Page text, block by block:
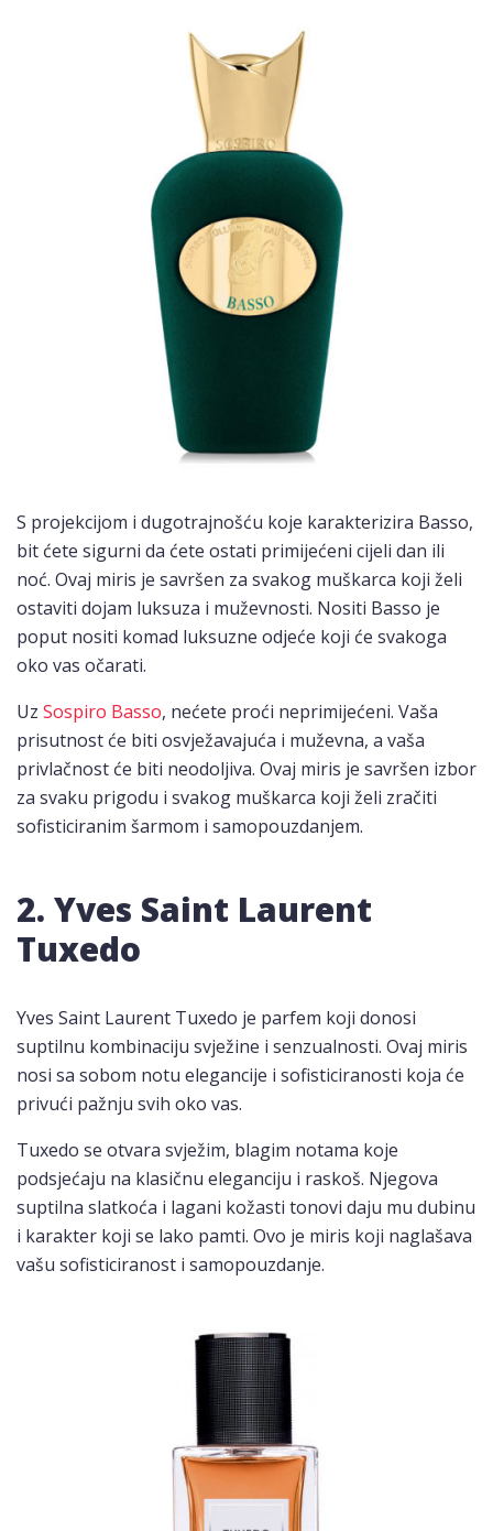
S projekcijom i dugotrajnošću koje karakterizira Basso,
bit ćete sigurni da ćete ostati primijećeni cijeli dan ili
noć. Ovaj miris je savršen za svakog muškarca koji želi
ostaviti dojam luksuza i muževnosti. Nositi Basso je
poput nositi komad luksuzne odjeće koji će svakoga
oko vas očarati.
Uz Sospiro Basso, nećete proći neprimijećeni. Vaša
prisutnost će biti osvježavajuća i muževna, a vaša
privlačnost će biti neodoljiva. Ovaj miris je savršen izbor
za svaku prigodu i svakog muškarca koji želi zračiti
sofisticiranim šarmom i samopouzdanjem.
2. Yves Saint Laurent
Tuxedo
Yves Saint Laurent Tuxedo je parfem koji donosi
suptilnu kombinaciju svježine i senzualnosti. Ovaj miris
nosi sa sobom notu elegancije i sofisticiranosti koja će
privući pažnju svih oko vas.
Tuxedo se otvara svježim, blagim notama koje
podsjećaju na klasičnu eleganciju i raskoš. Njegova
suptilna slatkoća i lagani kožasti tonovi daju mu dubinu
i karakter koji se lako pamti. Ovo je miris koji naglašava
vašu sofisticiranost i samopouzdanje.